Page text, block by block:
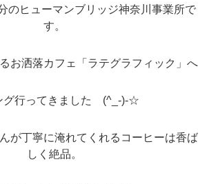
のヒューマンブリッジ神奈川事業所で
す。
お洒落カフェ「ラテグラフィック」へ
グ行ってきました (^_-)-☆
が丁寧に淹れてくれるコーヒーは香ば
しく絶品。